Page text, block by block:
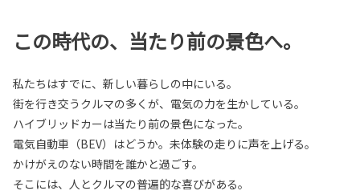
この時代の、当たり前の景色へ。
私たちはすでに、新しい暮らしの中にいる。
街を行き交うクルマの多くが、電気の力を生かしている。
ハイブリッドカーは当たり前の景色になった。
電気自動車（BEV）はどうか。未体験の走りに声を上げる。
かけがえのない時間を誰かと過ごす。
そこには、人とクルマの普遍的な喜びがある。